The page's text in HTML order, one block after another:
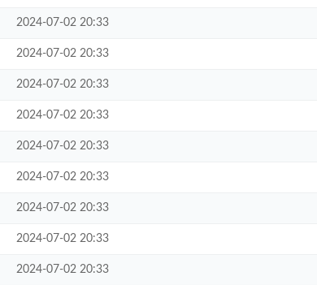
2024-07-02 20:33
2024-07-02 20:33
2024-07-02 20:33
2024-07-02 20:33
2024-07-02 20:33
2024-07-02 20:33
2024-07-02 20:33
2024-07-02 20:33
2024-07-02 20:33